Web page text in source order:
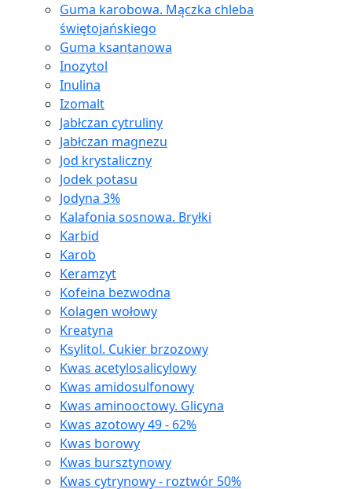
Guma karobowa. Mączka chleba
świętojańskiego
Guma ksantanowa
Inozytol
Inulina
Izomalt
Jabłczan cytruliny
Jabłczan magnezu
Jod krystaliczny
Jodek potasu
Jodyna 3%
Kalafonia sosnowa. Bryłki
Karbid
Karob
Keramzyt
Kofeina bezwodna
Kolagen wołowy
Kreatyna
Ksylitol. Cukier brzozowy
Kwas acetylosalicylowy
Kwas amidosulfonowy
Kwas aminooctowy. Glicyna
Kwas azotowy 49 - 62%
Kwas borowy
Kwas bursztynowy
Kwas cytrynowy - roztwór 50%